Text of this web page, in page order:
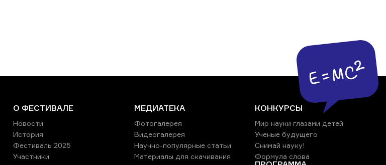
О ФЕСТИВАЛЕ
Новости
История
Фестиваль 2025
Участники
МЕДИАТЕКА
Фотогалерея
Видеогалерея
Научно-популярные статьи
Материалы для скачивания
КОНКУРСЫ
Мир науки глазами детей
Ученые будущего
Снимай науку!
Формула слова